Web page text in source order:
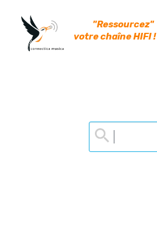
"Ressourcez"
votre chaîne HIFI !